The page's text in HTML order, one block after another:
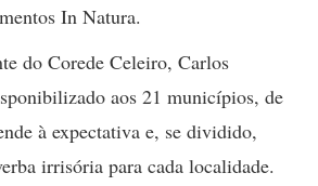
In Natura.
do Corede Celeiro, Carlos
aos 21 municípios, de
à expectativa e, se dividido,
irrisória para cada localidade.